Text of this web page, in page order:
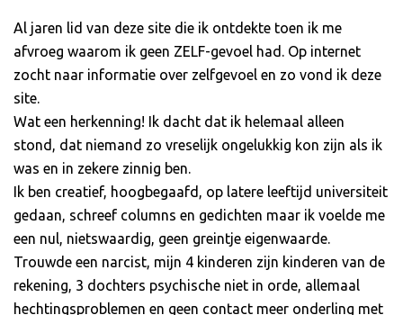
Al jaren lid van deze site die ik ontdekte toen ik me
afvroeg waarom ik geen ZELF-gevoel had. Op internet
zocht naar informatie over zelfgevoel en zo vond ik deze
site.
Wat een herkenning! Ik dacht dat ik helemaal alleen
stond, dat niemand zo vreselijk ongelukkig kon zijn als ik
was en in zekere zinnig ben.
Ik ben creatief, hoogbegaafd, op latere leeftijd universiteit
gedaan, schreef columns en gedichten maar ik voelde me
een nul, nietswaardig, geen greintje eigenwaarde.
Trouwde een narcist, mijn 4 kinderen zijn kinderen van de
rekening, 3 dochters psychische niet in orde, allemaal
hechtingsproblemen en geen contact meer onderling met